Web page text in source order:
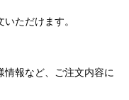
ただけます。
報など、ご注文内容に